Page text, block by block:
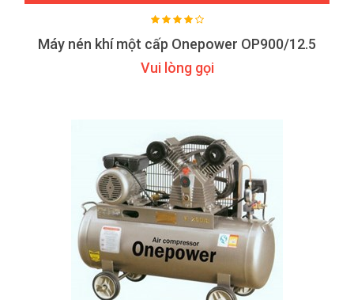
Máy nén khí một cấp Onepower OP900/12.5
Vui lòng gọi